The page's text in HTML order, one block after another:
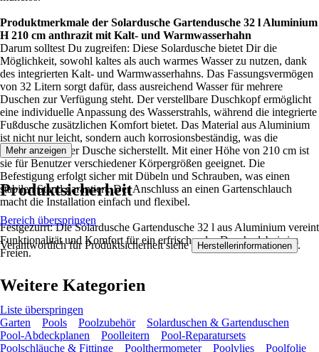
Produktmerkmale der Solardusche Gartendusche 32 l Aluminium
H 210 cm anthrazit mit Kalt- und Warmwasserhahn
Darum solltest Du zugreifen: Diese Solardusche bietet Dir die
Möglichkeit, sowohl kaltes als auch warmes Wasser zu nutzen, dank
des integrierten Kalt- und Warmwasserhahns. Das Fassungsvermögen
von 32 Litern sorgt dafür, dass ausreichend Wasser für mehrere
Duschen zur Verfügung steht. Der verstellbare Duschkopf ermöglicht
eine individuelle Anpassung des Wasserstrahls, während die integrierte
Fußdusche zusätzlichen Komfort bietet. Das Material aus Aluminium
ist nicht nur leicht, sondern auch korrosionsbeständig, was die
Langlebigkeit der Dusche sicherstellt. Mit einer Höhe von 210 cm ist
sie für Benutzer verschiedener Körpergrößen geeignet. Die
Befestigung erfolgt sicher mit Dübeln und Schrauben, was einen
stabilen Stand garantiert. Der Anschluss an einen Gartenschlauch
macht die Installation einfach und flexibel.
Festgezurrt: Die Solardusche Gartendusche 32 l aus Aluminium vereint
Funktionalität und Komfort für ein erfrischendes Duscherlebnis im
Freien.
Mehr anzeigen
Produktsicherheit
Bereich überspringen
Verantwortlich für Produktsicherheit siehe Herstellerinformationen .
Weitere Kategorien
Liste überspringen
Garten
Pools Poolzubehör
Solarduschen & Gartenduschen
Pool-Abdeckplanen
Poolleitern
Pool-Reparatursets
Poolschläuche & Fittinge
Poolthermometer Poolvlies
Poolfolie